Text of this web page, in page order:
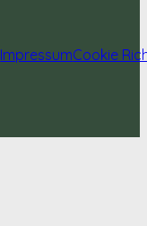
ImpressumCookie